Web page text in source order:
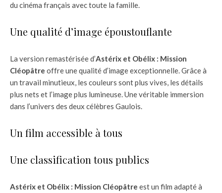
du cinéma français avec toute la famille.
Une qualité d’image époustouflante
La version remastérisée d’Astérix et Obélix : Mission
Cléopâtre offre une qualité d’image exceptionnelle. Grâce à
un travail minutieux, les couleurs sont plus vives, les détails
plus nets et l’image plus lumineuse. Une véritable immersion
dans l’univers des deux célèbres Gaulois.
Un film accessible à tous
Une classification tous publics
Astérix et Obélix : Mission Cléopâtre est un film adapté à